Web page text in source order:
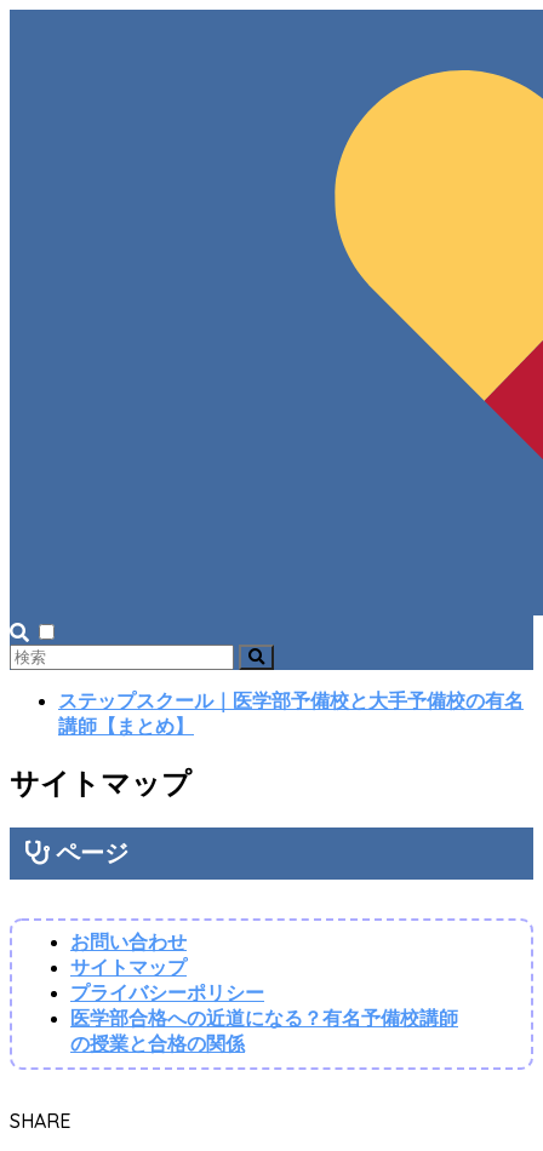
ステップスクール｜医学部予備校と大手予備校の有名
講師【まとめ】
サイトマップ
ページ
お問い合わせ
サイトマップ
プライバシーポリシー
医学部合格への近道になる？有名予備校講師
の授業と合格の関係
SHARE